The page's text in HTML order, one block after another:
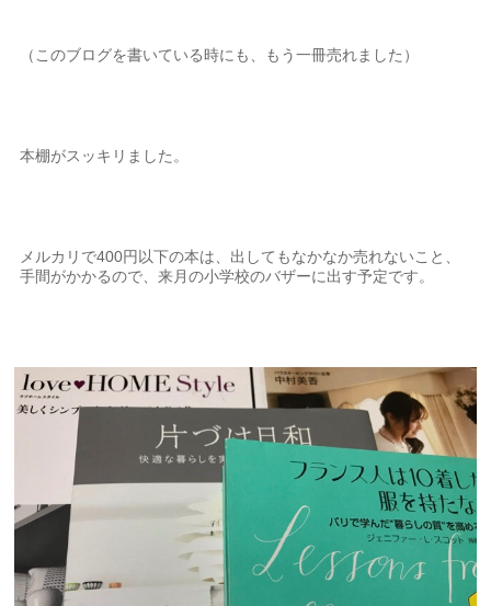
（このブログを書いている時にも、もう一冊売れました）
本棚がスッキリました。
メルカリで400円以下の本は、出してもなかなか売れないこと、
手間がかかるので、来月の小学校のバザーに出す予定です。